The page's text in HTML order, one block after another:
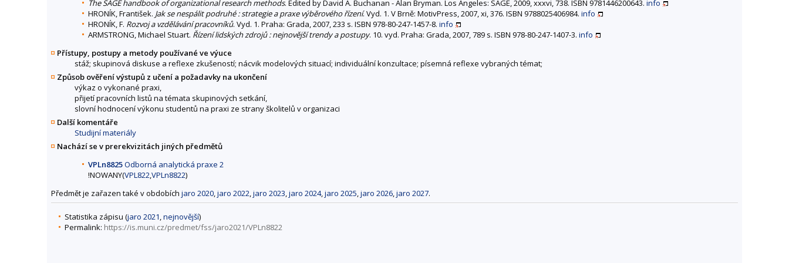
The SAGE handbook of organizational research methods. Edited by David A. Buchanan - Alan Bryman. Los Angeles: SAGE, 2009, xxxvi, 738. ISBN 9781446200643. info
HRONÍK, František. Jak se nespálit podruhé : strategie a praxe výběrového řízení. Vyd. 1. V Brně: MotivPress, 2007, xi, 376. ISBN 9788025406984. info
HRONÍK, F. Rozvoj a vzdělávání pracovníků. Vyd. 1. Praha: Grada, 2007, 233 s. ISBN 978-80-247-1457-8. info
ARMSTRONG, Michael Stuart. Řízení lidských zdrojů : nejnovější trendy a postupy. 10. vyd. Praha: Grada, 2007, 789 s. ISBN 978-80-247-1407-3. info
Přístupy, postupy a metody používané ve výuce
stáž; skupinová diskuse a reflexe zkušeností; nácvik modelových situací; individuální konzultace; písemná reflexe vybraných témat;
Způsob ověření výstupů z učení a požadavky na ukončení
výkaz o vykonané praxi,
přijetí pracovních listů na témata skupinových setkání,
slovní hodnocení výkonu studentů na praxi ze strany školitelů v organizaci
Další komentáře
Studijní materiály
Nachází se v prerekvizitách jiných předmětů
VPLn8825Odborná analytická praxe 2
!NOWANY(VPL822,VPLn8822)
Předmět je zařazen také v obdobích jaro 2020,jaro 2022,jaro 2023,jaro 2024,jaro 2025,jaro 2026,jaro 2027.
Statistika zápisu (jaro 2021,nejnovější)
Permalink: https://is.muni.cz/predmet/fss/jaro2021/VPLn8822